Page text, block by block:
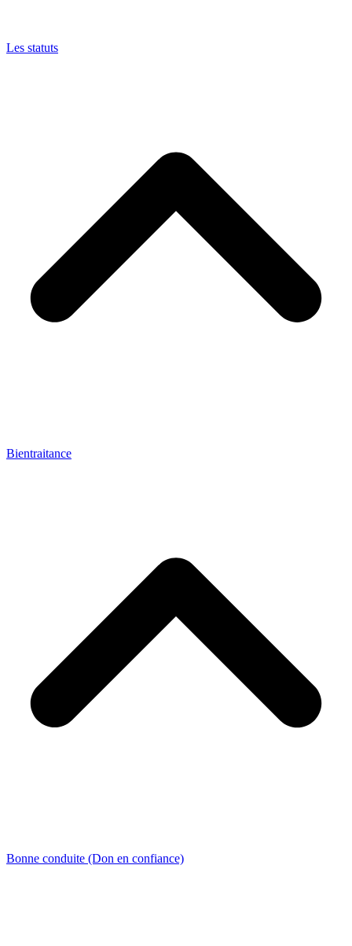
Les statuts
Bientraitance
Bonne conduite (Don en confiance)